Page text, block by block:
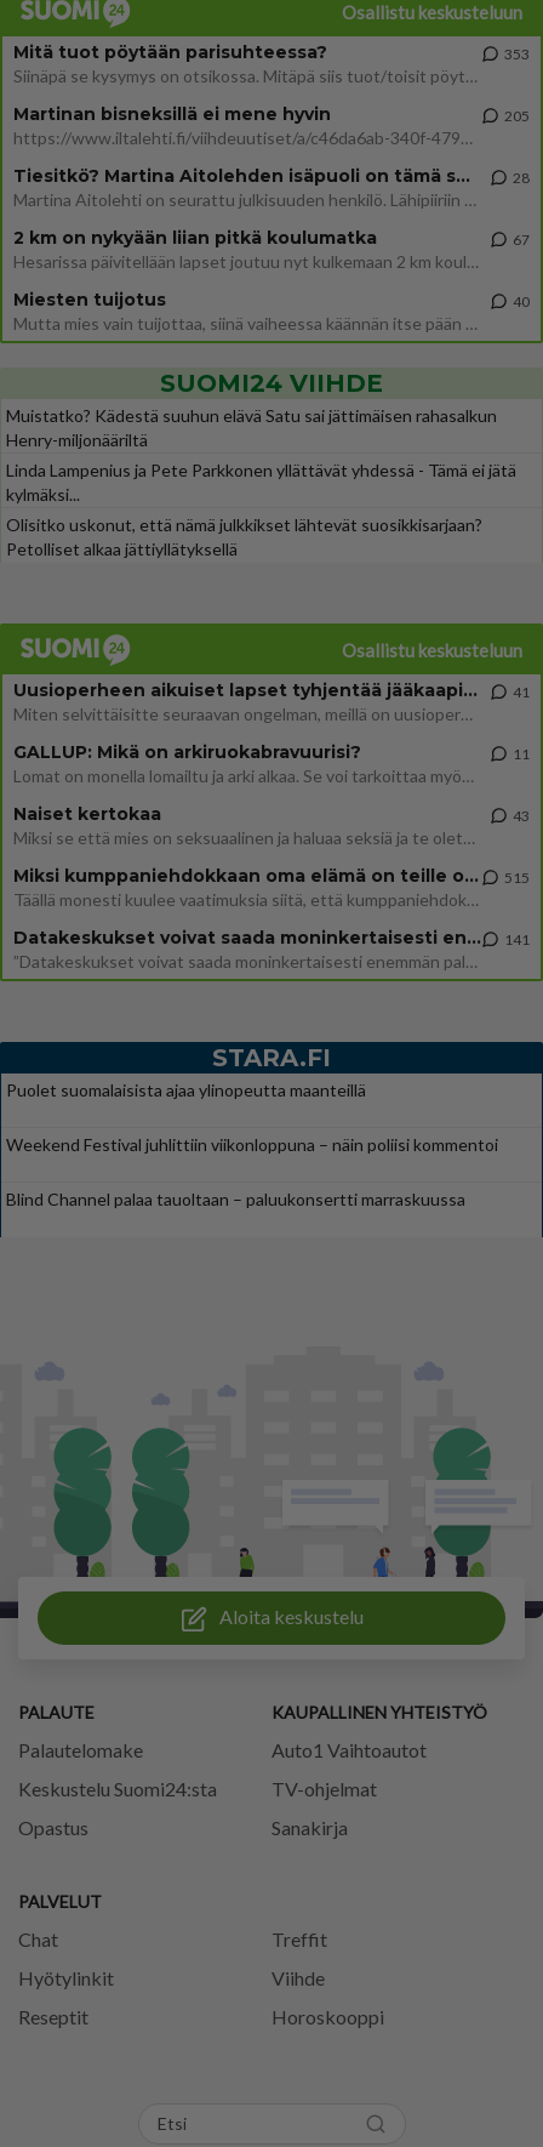
Osallistu keskusteluun
Mitä tuot pöytään parisuhteessa?
Siinäpä se kysymys on otsikossa. Mitäpä siis tuot/toisit pöytään parisuhteessa? Oletko mies vai nainen? Koetko sen mitä
353
Martinan bisneksillä ei mene hyvin
https://www.iltalehti.fi/viihdeuutiset/a/c46da6ab-340f-4790-aaa7-0865eed2336 Yrityksen konkurssihakemus on tullut kärä
205
Tiesitkö? Martina Aitolehden isäpuoli on tämä suosittu laulaja
Martina Aitolehti on seurattu julkisuuden henkilö. Lähipiiriin mahtuu muitakin tunnettuja henkilöitä. Tiesitkö, että Ma
28
2 km on nykyään liian pitkä koulumatka
Hesarissa päivitellään lapset joutuu nyt kulkemaan 2 km kouluun jösses. Ruostefillarilla tuo matka menee vaikka miten äk
67
Miesten tuijotus
Mutta mies vain tuijottaa, siinä vaiheessa käännän itse pään pois. Mikä juttu? Yleensä jos joku tuijottaa tai katsoo, hä
40
SUOMI24 VIIHDE
Muistatko? Kädestä suuhun elävä Satu sai jättimäisen rahasalkun
Henry-miljonääriltä
Linda Lampenius ja Pete Parkkonen yllättävät yhdessä - Tämä ei jätä
kylmäksi...
Olisitko uskonut, että nämä julkkikset lähtevät suosikkisarjaan?
Petolliset alkaa jättiyllätyksellä
Osallistu keskusteluun
Uusioperheen aikuiset lapset tyhjentää jääkaapin käydessään
Miten selvittäisitte seuraavan ongelman, meillä on uusioperhe, minulla teini-ikäiset lapset ja puolisolla aikuiset, jotk
41
GALLUP: Mikä on arkiruokabravuurisi?
Lomat on monella lomailtu ja arki alkaa. Se voi tarkoittaa myös sitä, että grillailut on grillattu ja palataan arjen ruo
11
Naiset kertokaa
Miksi se että mies on seksuaalinen ja haluaa seksiä ja te olette hänen mielestänne haluttava on vastenmielistä? Mikä sii
43
Miksi kumppaniehdokkaan oma elämä on teille ongelma?
Täällä monesti kuulee vaatimuksia siitä, että kumppaniehdokkaalla ei saisi olla lemmikkejä, lapsia, kavereita, eksiä, su
515
Datakeskukset voivat saada moninkertaisesti enemmän palautuksia kuin mitä ne maksavat veroja
”Datakeskukset voivat saada moninkertaisesti enemmän palautuksia kuin mitä ne maksavat veroja”, sanoo professori Jussi K
141
STARA.FI
Puolet suomalaisista ajaa ylinopeutta maanteillä
Weekend Festival juhlittiin viikonloppuna – näin poliisi kommentoi
Blind Channel palaa tauoltaan – paluukonsertti marraskuussa
Aloita keskustelu
PALAUTE
Palautelomake
Keskustelu Suomi24:sta
Opastus
PALVELUT
Chat
Treffit
Hyötylinkit
Viihde
Reseptit
Horoskooppi
KAUPALLINEN YHTEISTYÖ
Auto1 Vaihtoautot
TV-ohjelmat
Sanakirja